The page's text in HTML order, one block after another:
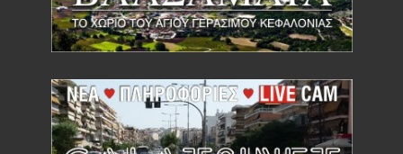
Ρεβύθια μέτρια bio 500gr (BIOPLUS)